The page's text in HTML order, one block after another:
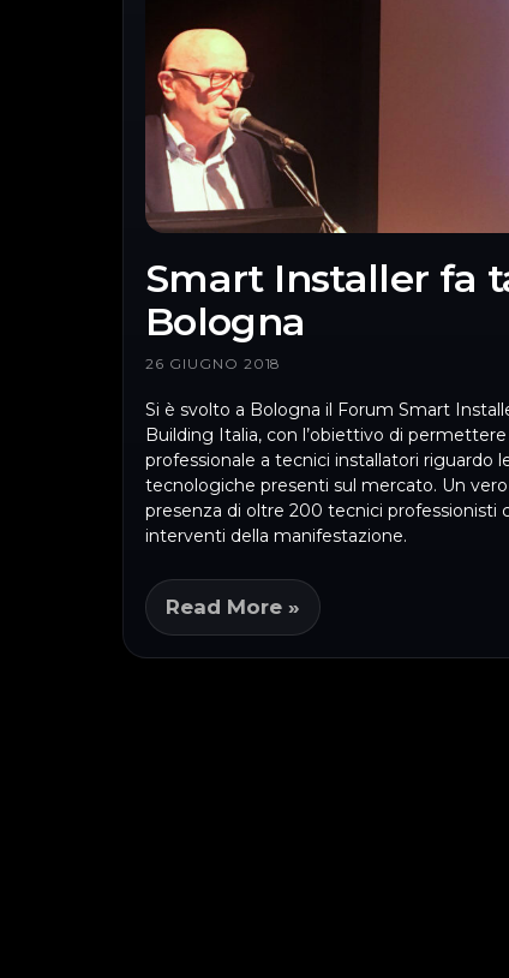
Smart Installer fa
Bologna
26 GIUGNO 2018
Si è svolto a Bologna il Forum Smart
Building Italia, con l’obiettivo di
professionale a tecnici installatori riguardo
tecnologiche presenti sul mercato. Un
presenza di oltre 200 tecnici professionisti
interventi della manifestazione.
Read More »